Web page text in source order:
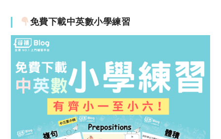
免費下載中英數小學練習